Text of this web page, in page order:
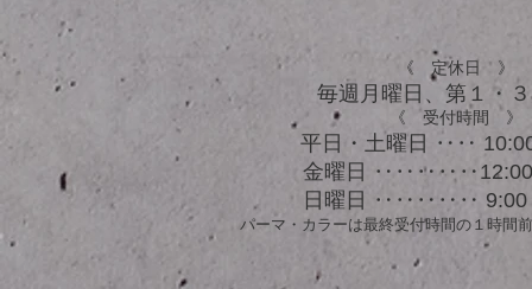
《 定休日 》
毎週月曜日、​第１・
《 受付時間 》
平日・土曜日 ‥‥
金曜日
日曜日 ‥‥‥‥‥
パーマ・カラーは最終受付時間の１時間